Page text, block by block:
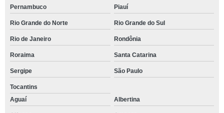
Pernambuco Piauí
Rio Grande do Norte Rio Grande do Sul
Rio de Janeiro Rondônia
Roraima Santa Catarina
Sergipe São Paulo
Tocantins
Aguaí
Albertina